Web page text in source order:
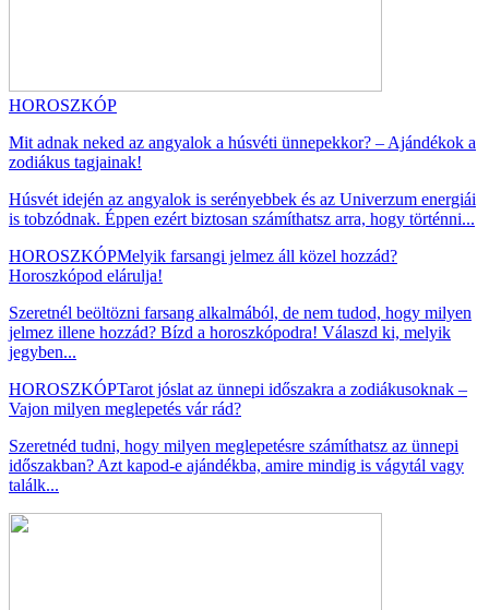
HOROSZKÓP
Mit adnak neked az angyalok a húsvéti ünnepekkor? – Ajándékok a
zodiákus tagjainak!
Húsvét idején az angyalok is serényebbek és az Univerzum energiái
is tobzódnak. Éppen ezért biztosan számíthatsz arra, hogy történni...
HOROSZKÓPMelyik farsangi jelmez áll közel hozzád?
Horoszkópod elárulja!
Szeretnél beöltözni farsang alkalmából, de nem tudod, hogy milyen
jelmez illene hozzád? Bízd a horoszkópodra! Válaszd ki, melyik
jegyben...
HOROSZKÓPTarot jóslat az ünnepi időszakra a zodiákusoknak –
Vajon milyen meglepetés vár rád?
Szeretnéd tudni, hogy milyen meglepetésre számíthatsz az ünnepi
időszakban? Azt kapod-e ajándékba, amire mindig is vágytál vagy
találk...